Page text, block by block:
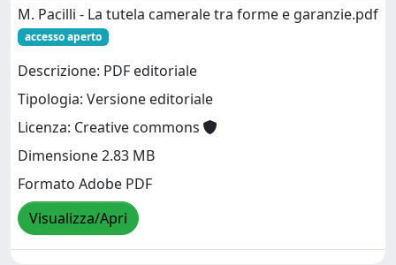
M. Pacilli - La tutela camerale tra forme e garanzie.pdf
accesso aperto
Descrizione: PDF editoriale
Tipologia: Versione editoriale
Licenza: Creative commons
Dimensione 2.83 MB
Formato Adobe PDF
Visualizza/Apri